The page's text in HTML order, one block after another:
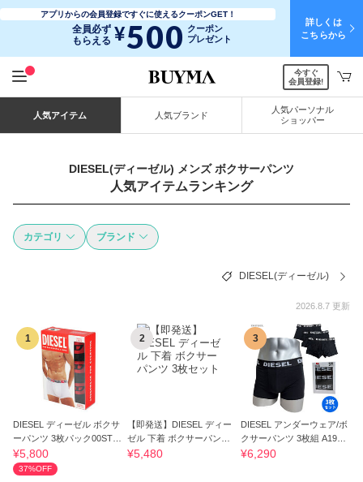
アプリからの会員登録ですぐに使えるクーポンGET！
全員必ず
もらえる ¥500 クーポン
プレゼント
詳しくは
こちらから
今すぐ
会員登録!
人気アイテム 人気ブランド
人気パーソナル
ショッパー
DIESEL(ディーゼル) メンズ ボクサーパンツ
人気アイテムランキング
カテゴリ ブランド
DIESEL(ディーゼル)
2026.8.7 更新
1
DIESEL ディーゼル ボクサ
ーパンツ 3枚パック00ST3
V 0DDAI E4356
¥5,800
37%OFF
2
【即発送】DIESEL ディー
ゼル 下着 ボクサーパンツ
3枚セット
¥5,480
3
DIESEL アンダーウェア/ボ
クサーパンツ 3枚組 A1979
9 E4101
¥6,290